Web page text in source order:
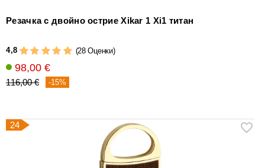
Резачка с двойно острие Xikar 1 Xi1 титан
4,8 (28 Оценки)
98,00 €
116,00 € -15%
24